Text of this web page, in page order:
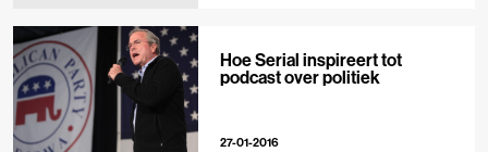
Hoe Serial inspireert tot
podcast over politiek
27-01-2016